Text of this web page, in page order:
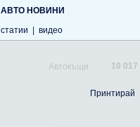
АВТО НОВИНИ
статии
видео
Автокъщи 10 017
Принтирай